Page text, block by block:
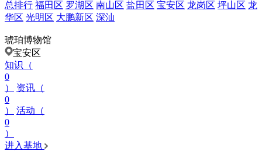
总排行 福田区 罗湖区 南山区 盐田区 宝安区 龙岗区 坪山区 龙
华区 光明区 大鹏新区 深汕
琥珀博物馆
宝安区
知识（
0
）
资讯（
0
）
活动（
0
）
进入基地